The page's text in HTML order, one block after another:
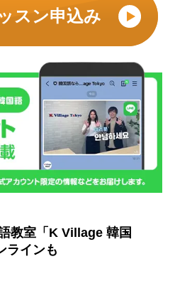
スン申込み
教室「K Village 韓国
ラインも